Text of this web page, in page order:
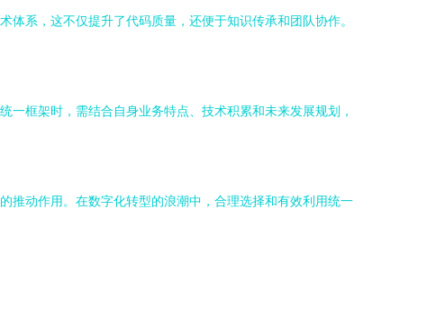
系，这不仅提升了代码质量，还便于知识传承和团队协作。
框架时，需结合自身业务特点、技术积累和未来发展规划，
推动作用。在数字化转型的浪潮中，合理选择和有效利用统一